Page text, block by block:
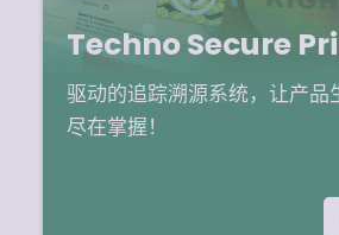
Techno Secure
驱动的追踪溯源系统，让产品
尽在掌握！